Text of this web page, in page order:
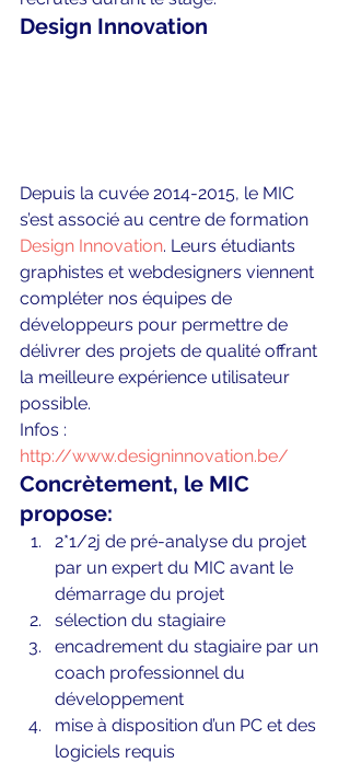
Design Innovation
Depuis la cuvée 2014-2015, le MIC
s’est associé au centre de formation
Design Innovation. Leurs étudiants
graphistes et webdesigners viennent
compléter nos équipes de
développeurs pour permettre de
délivrer des projets de qualité offrant
la meilleure expérience utilisateur
possible.
Infos :
http://www.designinnovation.be/
Concrètement, le MIC
propose:
2*1/2j de pré-analyse du projet
par un expert du MIC avant le
démarrage du projet
sélection du stagiaire
encadrement du stagiaire par un
coach professionnel du
développement
mise à disposition d’un PC et des
logiciels requis